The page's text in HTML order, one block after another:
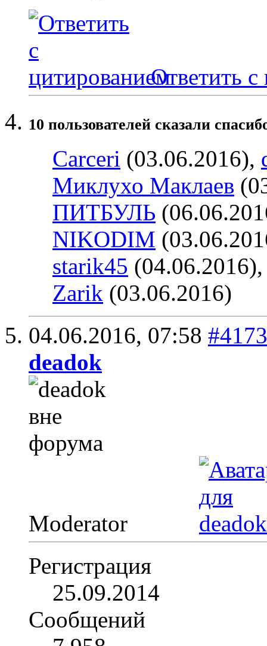
Ответить с
10 пользователей сказали
Carceri (03.06.2016),
Миклухо Маклаев
ПИТБУЛЬ
NIKODIM
starik45
Zarik (03.06.2016)
04.06.2016, 07:58 #4173
deadok
Moderator
Регистрация
25.09.2014
Сообщений